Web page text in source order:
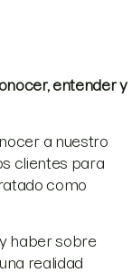
entender y
a nuestro
clientes para
como
haber sobre
realidad